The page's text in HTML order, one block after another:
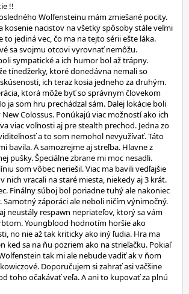
!!
Wolfensteinu mám zmiešané pocity.
kosenie nacistov na všetky spôsoby stále veľmi
to jediná vec, čo ma na tejto sérii ešte láka.
sa svojmu otcovi vyrovnať nemôžu.
sympatické a ich humor bol až trápny.
tínedžerky, ktoré donedávna nemali so
ich teraz kosia jedneho za druhým.
ktorá môže byť so správnym človekom
ja som hru prechádzal sám. Dalej lokácie boli
Colossus. Ponúkajú viac možností ako ich
viac voľnosti aj pre stealth prechod. Jedna zo
a to som nemohol nevyužívať. Táto
bavila. A samozrejme aj streľba. Hlavne z
pušky. Špeciálne zbrane mi moc nesadli.
som vôbec neriešil. Viac ma bavili vedľajšie
nich vracali na staré miesta, niekedy aj 3 krát.
Finálny súboj bol poriadne tuhý ale nakoniec
Samotný záporáci ale neboli ničím výnimočný.
neustály respawn nepriateľov, ktorý sa vám
Youngblood hodnotím horšie ako
no nie až tak kriticky ako iný ľudia. Hra ma
ked sa na ňu pozriem ako na strieľačku. Pokiaľ
tak mi ale nebude vadiť ak v ňom
Doporučujem si zahrať asi väčšine
toho očakávať veľa. A ani to kupovať za plnú